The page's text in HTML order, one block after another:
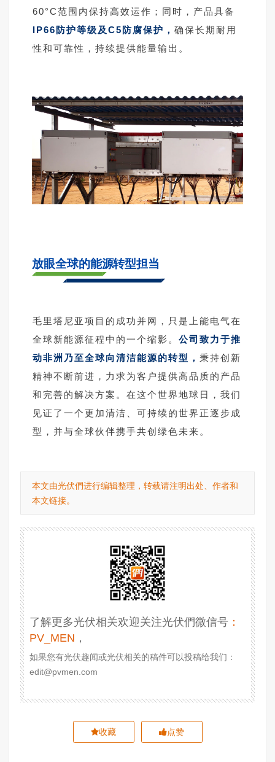
60°C范围内保持高效运作；同时，产品具备
IP66防护等级及C5防腐保护， 确保长期耐用
性和可靠性，持续提供能量输出。
放眼全球的能源转型担当
毛里塔尼亚项目的成功并网，只是上能电气在
全球新能源征程中的一个缩影。 公司致力于推
动非洲乃至全球向清洁能源的转型， 秉持创新
精神不断前进，力求为客户提供高品质的产品
和完善的解决方案。在这个世界地球日，我们
见证了一个更加清洁、可持续的世界正逐步成
型，并与全球伙伴携手共创绿色未来。
本文由光伏們进行编辑整理，转载请注明出处、作者和
本文链接。
了解更多光伏相关欢迎关注光伏們微信号 ：
PV_MEN ，
如果您有光伏趣闻或光伏相关的稿件可以投稿给我们：
edit@pvmen.com
收藏 点赞